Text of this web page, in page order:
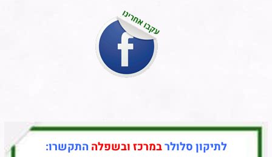
לתיקון סלולרבמרכז ובשפלה התקשרו: